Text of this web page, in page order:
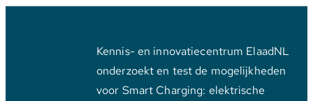
Kennis- en innovatiecentrum ElaadNL
onderzoekt en test de mogelijkheden
voor Smart Charging: elektrische